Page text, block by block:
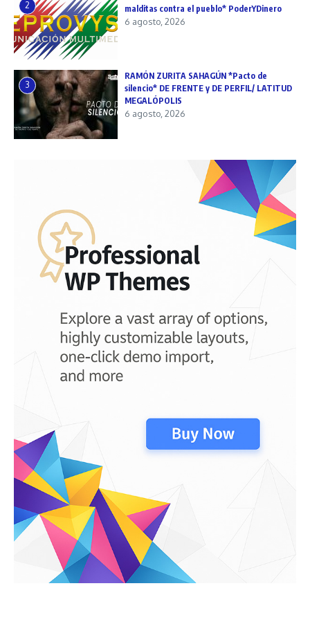
2
malditas contra el pueblo* PoderYDinero
6 agosto, 2026
3
RAMÓN ZURITA SAHAGÚN *Pacto de
silencio* DE FRENTE y DE PERFIL/ LATITUD
MEGALÓPOLIS
6 agosto, 2026